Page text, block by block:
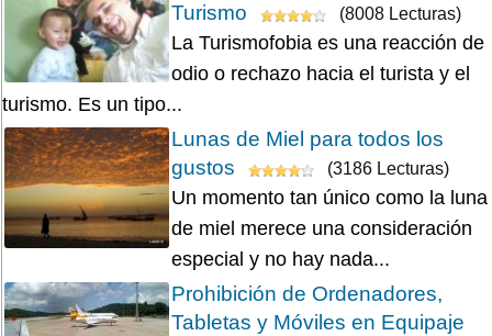
Turismo
(8008 Lecturas)
La Turismofobia es una reacción de
odio o rechazo hacia el turista y el
turismo. Es un tipo...
Lunas de Miel para todos los
gustos
(3186 Lecturas)
Un momento tan único como la luna
de miel merece una consideración
especial y no hay nada...
Prohibición de Ordenadores,
Tabletas y Móviles en Equipaje